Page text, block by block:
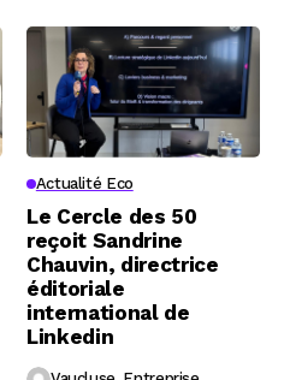
Actualité Eco
Le Cercle des 50
reçoit Sandrine
Chauvin, directrice
éditoriale
international de
Linkedin